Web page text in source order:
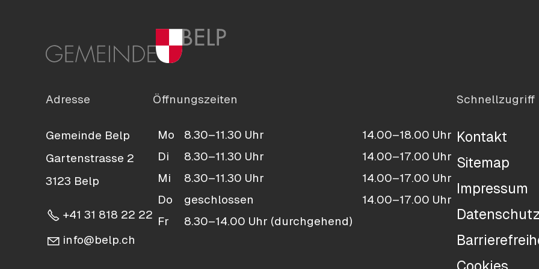
Adresse
Gemeinde Belp
Gartenstrasse 2
3123 Belp
+41 31 818 22 22
nf b lp ch
Öffnungszeiten
Mo 8.30–11.30 Uhr
14.00–18.00 Uhr
Di
8.30–11.30 Uhr
14.00–17.00 Uhr
Mi
8.30–11.30 Uhr
14.00–17.00 Uhr
Do
geschlossen
14.00–17.00 Uhr
Fr
8.30–14.00 Uhr (durchgehend)
Schnellzugriff
Kontakt
Sitemap
Impressum
Datenschutz
Cookies